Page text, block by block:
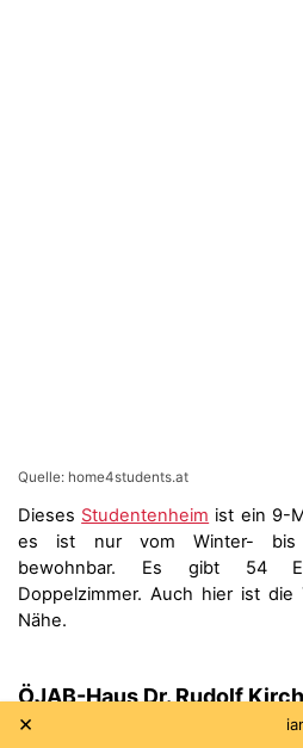
gewinnen!
× iamstudent
Quelle: home4students.at
Dieses Studentenheim ist ein 9-
es ist nur vom Winter- bis
bewohnbar. Es gibt 54
Doppelzimmer. Auch hier ist
Nähe.
ÖJAB-Haus Dr. Rudolf
Schelleingasse 36, 1040 Wien